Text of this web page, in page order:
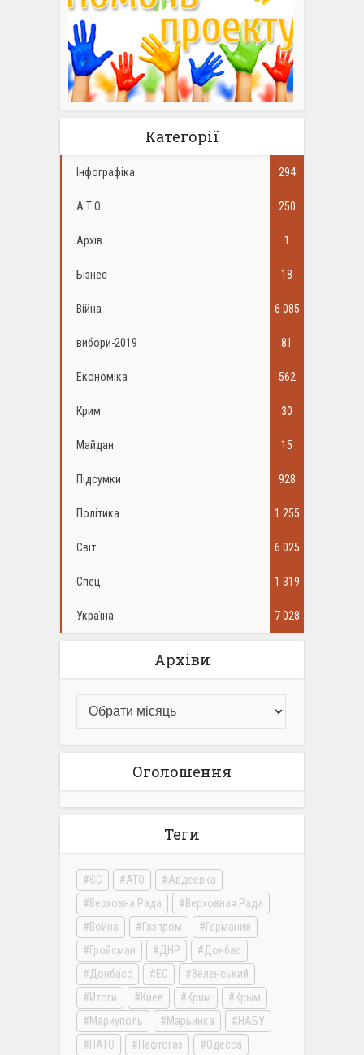
Категорії
Інфографіка 294
А.Т.О. 250
Архів 1
Бізнес 18
Війна 6 085
вибори-2019 81
Економіка 562
Крим 30
Майдан 15
Підсумки 928
Політика 1 255
Світ 6 025
Спец 1 319
Україна 7 028
Архіви
Оголошення
Теги
ЄС АТО
Авдеевка
Верховна Рада
Верховная Рада
Война
Газпром
Германия
Гройсман
ДНР
Донбас
Донбасс
ЕС
Зеленський
Итоги
Киев Крим
Крым
Мариуполь
Марьинка
НАБУ
НАТО
Нафтогаз Одесса